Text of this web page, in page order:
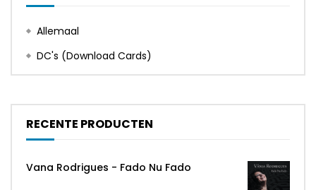
Allemaal
DC's (Download Cards)
RECENTE PRODUCTEN
Vana Rodrigues - Fado Nu Fado